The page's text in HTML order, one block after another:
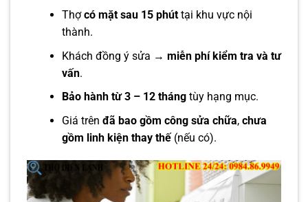
Thợcó mặt sau 15 phúttại khu vực nội
thành.
Khách đồng ý sửa → miễn phí kiểm tra và tư
vấn.
Bảo hành từ 3 – 12 thángtùy hạng mục.
Giá trên đã bao gồm công sửa chữa, chưa
gồm linh kiện thay thế(nếu có).